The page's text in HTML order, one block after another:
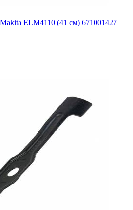
ELM4110 (41 см) 671001427